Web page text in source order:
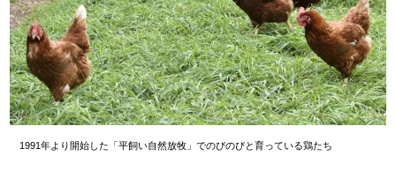
1991年より開始した「平飼い自然放牧」でのびのびと育っている鶏たち